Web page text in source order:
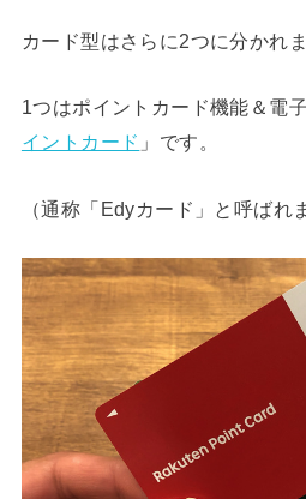
カード型はさらに2つに分かれま
1つはポイントカード機能＆電
イントカード 」です。
（通称「Edyカード」と呼ばれ